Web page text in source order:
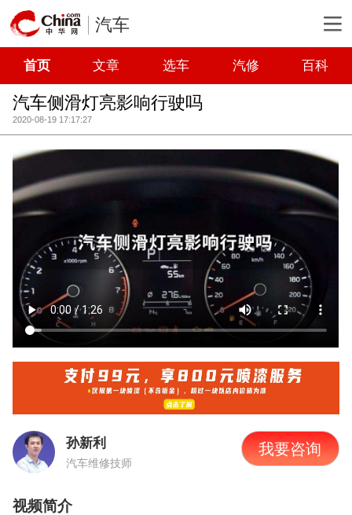
汽车
首页 文章 选车 汽修 百科
汽车侧滑灯亮影响行驶吗
2020-08-19 17:17:27
孙新利
汽车维修技师
我要咨询
视频简介